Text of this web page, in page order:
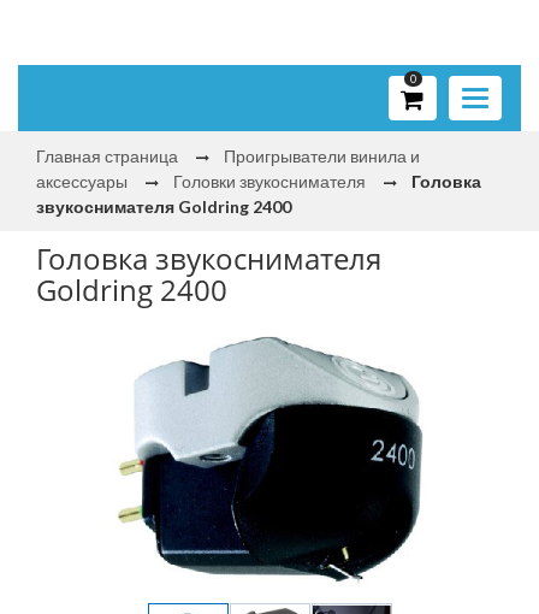
Toggle
0
Главная страница
Проигрыватели винила и
аксессуары
Головки звукоснимателя
Головка
звукоснимателя Goldring 2400
Головка звукоснимателя
Goldring 2400